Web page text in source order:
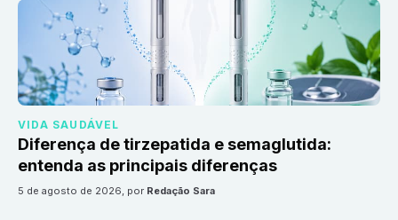
VIDA SAUDÁVEL
Diferença de tirzepatida e semaglutida:
entenda as principais diferenças
5 de agosto de 2026, por Redação Sara